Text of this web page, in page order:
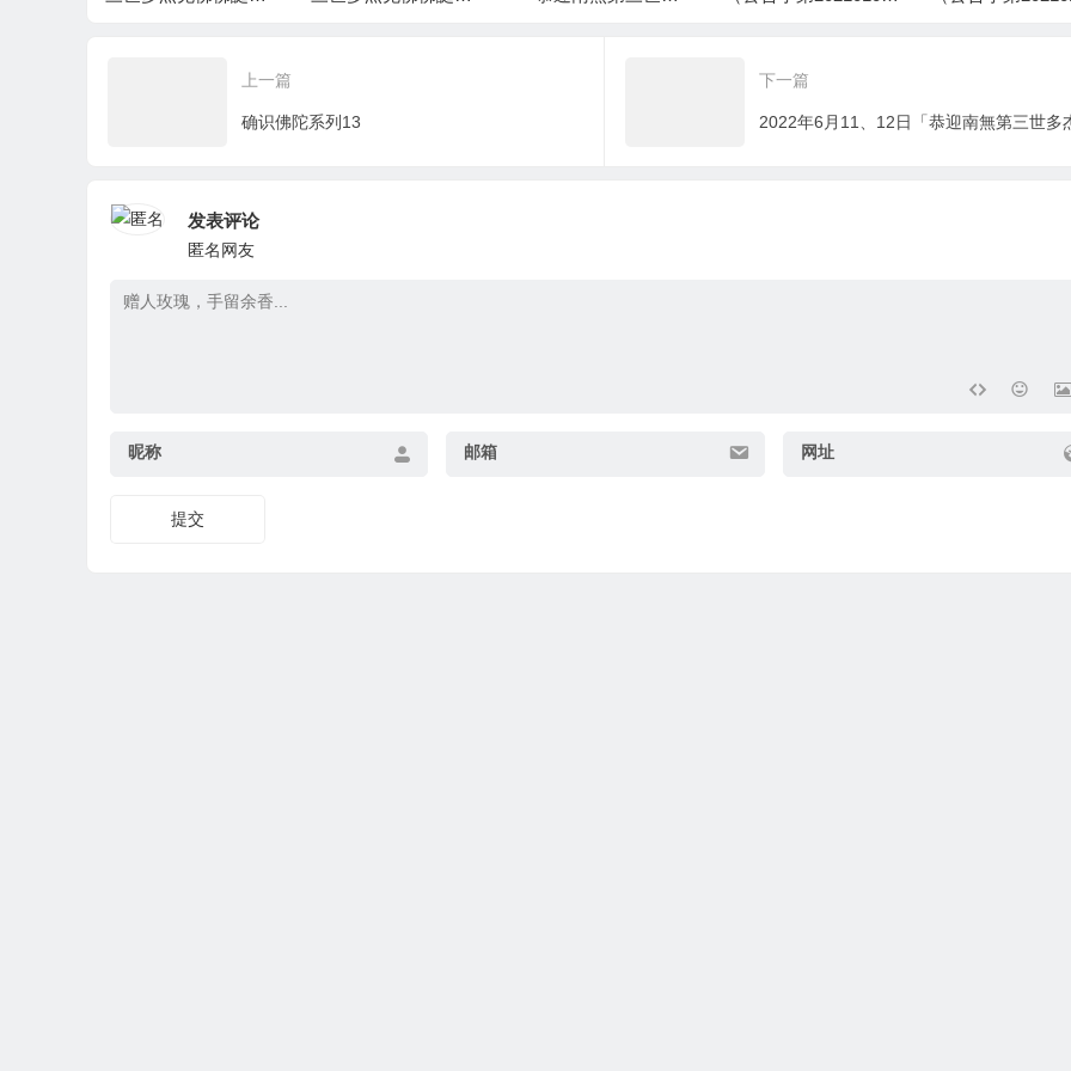
尊的講話内容
上一篇
确识佛陀系列13
下一篇
发表评论
匿名网友
昵称 邮箱 网址
提交